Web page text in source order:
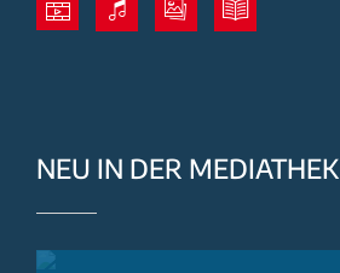
NEU IN DER MEDIATHEK